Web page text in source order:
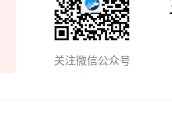
关注微信公众号